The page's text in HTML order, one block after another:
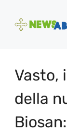
Vasto,
della